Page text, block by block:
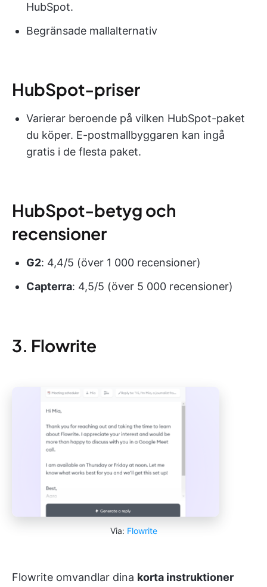
HubSpot.
Begränsade mallalternativ
HubSpot-priser
Varierar beroende på vilken HubSpot-paket
du köper. E-postmallbyggaren kan ingå
gratis i de flesta paket.
HubSpot-betyg och
recensioner
G2: 4,4/5 (över 1 000 recensioner)
Capterra: 4,5/5 (över 5 000 recensioner)
3. Flowrite
Via: Flowrite
Flowrite omvandlar dina korta instruktioner